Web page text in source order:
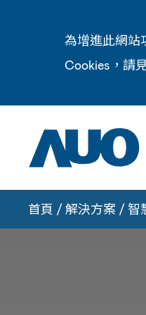
為增進此網站
Cookies，請
首頁 /解決方案 / 智